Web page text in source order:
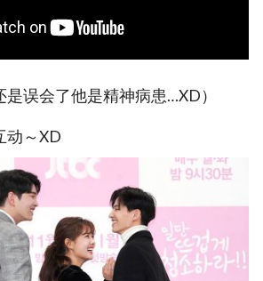
是误会了他是精神病患…XD）
动～XD